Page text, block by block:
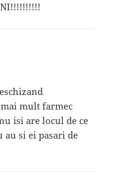
mult farmec
isi are locul de ce
au si ei pasari de